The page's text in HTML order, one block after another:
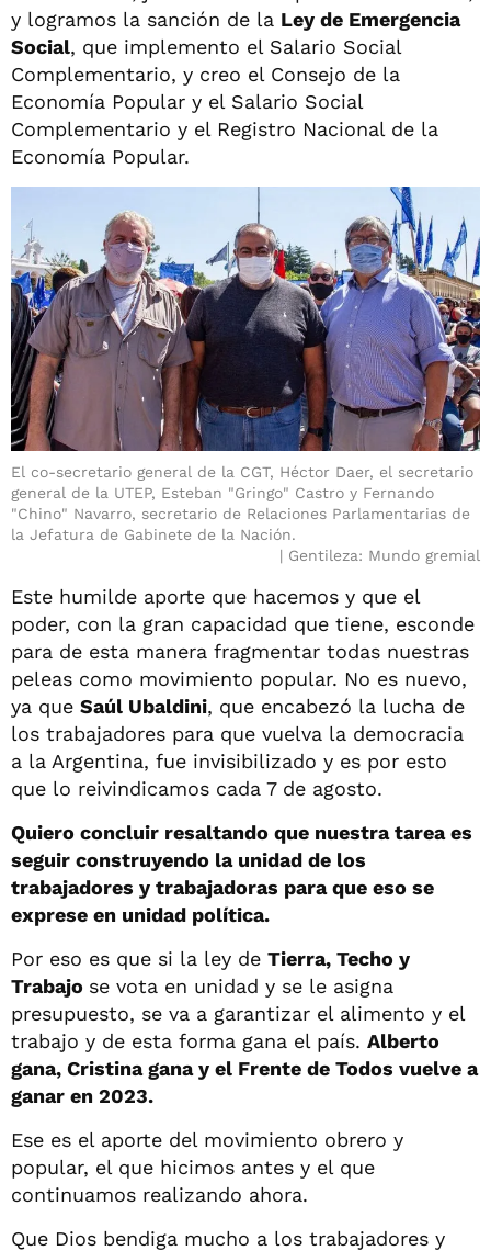
y logramos la sanción de la Ley de Emergencia
Social, que implemento el Salario Social
Complementario, y creo el Consejo de la
Economía Popular y el Salario Social
Complementario y el Registro Nacional de la
Economía Popular.
El co-secretario general de la CGT, Héctor Daer, el secretario
general de la UTEP, Esteban "Gringo" Castro y Fernando
"Chino" Navarro, secretario de Relaciones Parlamentarias de
la Jefatura de Gabinete de la Nación.
Gentileza: Mundo gremial
Este humilde aporte que hacemos y que el
poder, con la gran capacidad que tiene, esconde
para de esta manera fragmentar todas nuestras
peleas como movimiento popular. No es nuevo,
ya que Saúl Ubaldini, que encabezó la lucha de
los trabajadores para que vuelva la democracia
a la Argentina, fue invisibilizado y es por esto
que lo reivindicamos cada 7 de agosto.
Quiero concluir resaltando que nuestra tarea es
seguir construyendo la unidad de los
trabajadores y trabajadoras para que eso se
exprese en unidad política.
Por eso es que si la ley de Tierra, Techo y
Trabajo se vota en unidad y se le asigna
presupuesto, se va a garantizar el alimento y el
trabajo y de esta forma gana el país. Alberto
gana, Cristina gana y el Frente de Todos vuelve a
ganar en 2023.
Ese es el aporte del movimiento obrero y
popular, el que hicimos antes y el que
continuamos realizando ahora.
Que Dios bendiga mucho a los trabajadores y